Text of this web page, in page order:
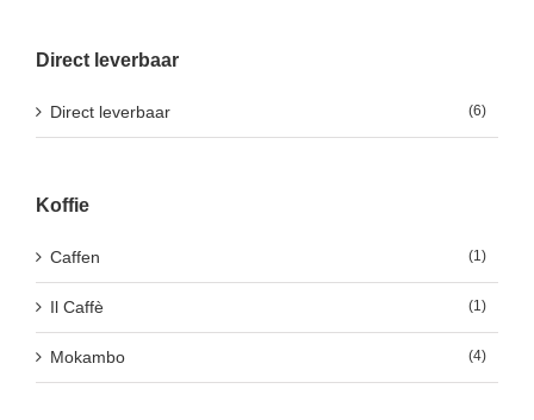
Direct leverbaar
Direct leverbaar (6)
Koffie
Caffen (1)
Il Caffè (1)
Mokambo (4)